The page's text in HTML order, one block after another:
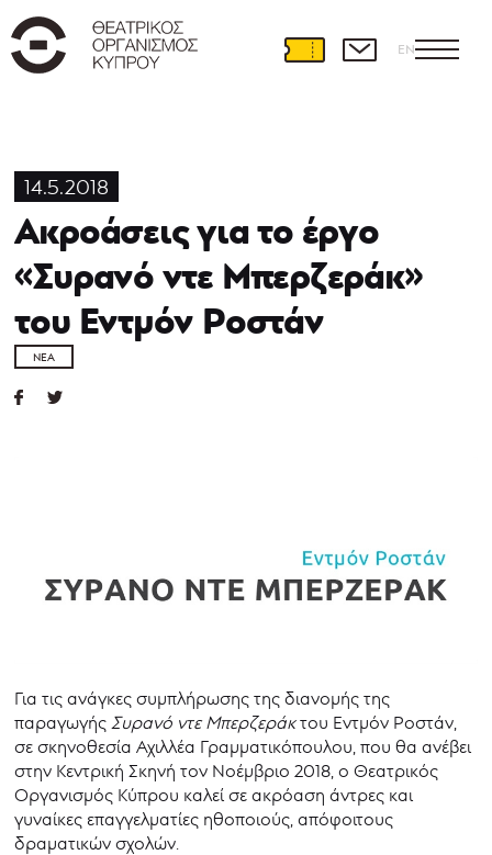
EN
14.5.2018
Ακροάσεις για το έργο
«Συρανό ντε Μπερζεράκ»
του Εντμόν Ροστάν
ΝΈΑ
Για τις ανάγκες συμπλήρωσης της διανομής της
παραγωγής Συρανό ντε Μπερζεράκτου Εντμόν Ροστάν,
σε σκηνοθεσία Αχιλλέα Γραμματικόπουλου, που θα ανέβει
στην Κεντρική Σκηνή τον Νοέμβριο 2018, ο Θεατρικός
Οργανισμός Κύπρου καλεί σε ακρόαση άντρες και
γυναίκες επαγγελματίες ηθοποιούς, απόφοιτους
δραματικών σχολών.